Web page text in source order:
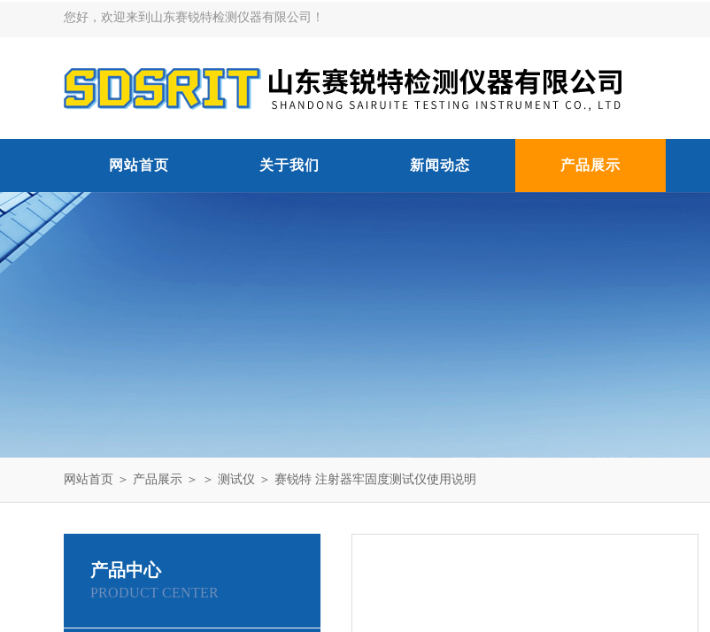
您好，欢迎来到山东赛锐特检测仪器有限公司！
网站首页 关于我们 新闻动态 产品展示
网站首页 ＞ 产品展示 ＞ ＞ 测试仪 ＞ 赛锐特 注射器牢固度测试仪使用说明
产品中心
PRODUCT CENTER